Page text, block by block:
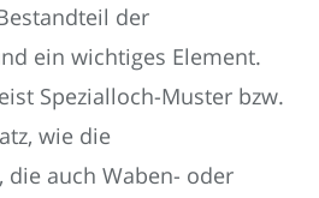
der
ein wichtiges Element.
Spezialloch-Muster bzw.
wie die
die auch Waben- oder